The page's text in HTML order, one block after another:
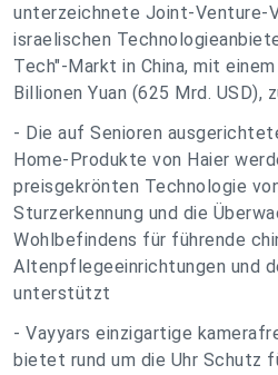
unterzeichnete Joint-Venture-
israelischen
Tech"-Markt in China, mit
Billionen Yuan (625 Mrd. USD),
- Die auf Senioren
Home-Produkte von Haier
preisgekrönten Technologie
Sturzerkennung und die
Wohlbefindens für führende
Altenpflegeeinrichtungen und
unterstützt
- Vayyars einzigartige
bietet rund um die Uhr Schutz